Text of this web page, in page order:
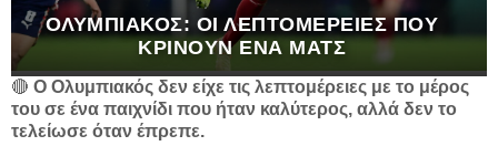
ΟΛΥΜΠΙΑΚΌΣ: ΟΙ ΛΕΠΤΟΜΈΡΕΙΕΣ ΠΟΥ
ΚΡΊΝΟΥΝ ΈΝΑ ΜΑΤΣ
🔴 Ο Ολυμπιακός δεν είχε τις λεπτομέρειες με το μέρος
του σε ένα παιχνίδι που ήταν καλύτερος, αλλά δεν το
τελείωσε όταν έπρεπε.